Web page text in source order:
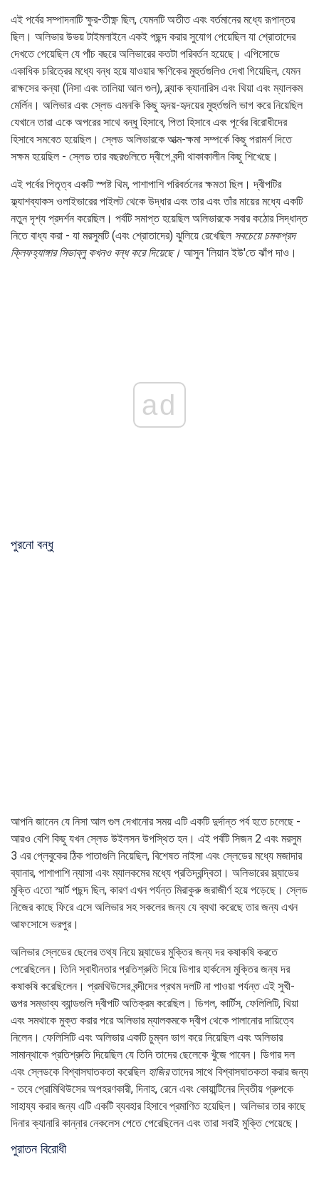
এই পর্বের সম্পাদনাটি ক্ষুর-তীক্ষ্ণ ছিল, যেমনটি অতীত এবং বর্তমানের মধ্যে রূপান্তর
ছিল। অলিভার উভয় টাইমলাইনে একই পছন্দ করার সুযোগ পেয়েছিল যা শ্রোতাদের
দেখতে পেয়েছিল যে পাঁচ বছরে অলিভারের কতটা পরিবর্তন হয়েছে। এপিসোডে
একাধিক চরিত্রের মধ্যে বন্ধ হয়ে যাওয়ার ক্ষণিকের মুহুর্তগুলিও দেখা গিয়েছিল, যেমন
রাক্ষসের কন্যা (নিসা এবং তালিয়া আল গুল), ব্ল্যাক ক্যানারিস এবং থিয়া এবং ম্যালকম
মের্লিন। অলিভার এবং স্লেড এমনকি কিছু হৃদয়-হৃদয়ের মুহুর্তগুলি ভাগ করে নিয়েছিল
যেখানে তারা একে অপরের সাথে বন্ধু হিসাবে, পিতা হিসাবে এবং পূর্বের বিরোধীদের
হিসাবে সমবেত হয়েছিল। স্লেড অলিভারকে আত্ম-ক্ষমা সম্পর্কে কিছু পরামর্শ দিতে
সক্ষম হয়েছিল - স্লেড তার বছরগুলিতে দ্বীপে বন্দী থাকাকালীন কিছু শিখেছে।
এই পর্বের পিতৃত্ব একটি স্পষ্ট থিম, পাশাপাশি পরিবর্তনের ক্ষমতা ছিল। দ্বীপটির
ফ্ল্যাশব্যাকস ওলাইভারের পাইলট থেকে উদ্ধার এবং তার এবং তাঁর মায়ের মধ্যে একটি
নতুন দৃশ্য প্রদর্শন করেছিল। পর্বটি সমাপ্ত হয়েছিল অলিভারকে সবার কঠোর সিদ্ধান্ত
নিতে বাধ্য করা - যা মরসুমটি (এবং শ্রোতাদের) ঝুলিয়ে রেখেছিল সবচেয়ে চমকপ্রদ
ক্লিফহ্যাঙ্গার সিডাব্লু কখনও বন্ধ করে দিয়েছে। আসুন 'লিয়ান ইউ'তে ঝাঁপ দাও।
ad
পুরনো বন্ধু
আপনি জানেন যে নিসা আল গুল দেখানোর সময় এটি একটি দুর্দান্ত পর্ব হতে চলেছে -
আরও বেশি কিছু যখন স্লেড উইলসন উপস্থিত হন। এই পর্বটি সিজন 2 এবং মরসুম
3 এর প্লেবুকের ঠিক পাতাগুলি নিয়েছিল, বিশেষত নাইসা এবং স্লেডের মধ্যে মজাদার
ব্যানার, পাশাপাশি ন্যাসা এবং ম্যালকমের মধ্যে প্রতিদ্বন্দ্বিতা। অলিভারের স্ল্যাডের
মুক্তি এতো স্মার্ট পছন্দ ছিল, কারণ এখন পর্যন্ত মিরাকুরু জরাজীর্ণ হয়ে পড়েছে। স্লেড
নিজের কাছে ফিরে এসে অলিভার সহ সকলের জন্য যে ব্যথা করেছে তার জন্য এখন
আফসোসে ভরপুর।
অলিভার স্লেডের ছেলের তথ্য নিয়ে স্ল্যাডের মুক্তির জন্য দর কষাকষি করতে
পেরেছিলেন। তিনি স্বাধীনতার প্রতিশ্রুতি দিয়ে ডিগার হার্কনেস মুক্তির জন্য দর
কষাকষি করেছিলেন। প্রমথিউসের বন্দীদের প্রথম দলটি না পাওয়া পর্যন্ত এই সুখী-
তত্পর সম্ভাব্য ব্যান্ডগুলি দ্বীপটি অতিক্রম করেছিল। ডিগল, কার্টিস, ফেলিলিটি, থিয়া
এবং সমথাকে মুক্ত করার পরে অলিভার ম্যালকমকে দ্বীপ থেকে পালানোর দায়িত্বে
নিলেন। ফেলিসিটি এবং অলিভার একটি চুম্বন ভাগ করে নিয়েছিল এবং অলিভার
সামান্থাকে প্রতিশ্রুতি দিয়েছিল যে তিনি তাদের ছেলেকে খুঁজে পাবেন। ডিগার দল
এবং স্লেডকে বিশ্বাসঘাতকতা করেছিল হাজিরতাদের সাথে বিশ্বাসঘাতকতা করার জন্য
- তবে প্রোমিথিউসের অপহরণকারী, দিনাহ, রেনে এবং কোয়ান্টিনের দ্বিতীয় গ্রুপকে
সাহায্য করার জন্য এটি একটি ব্যবহার হিসাবে প্রমাণিত হয়েছিল। অলিভার তার কাছে
দিনার ক্যানারি কান্নার নেকলেস পেতে পেরেছিলেন এবং তারা সবাই মুক্তি পেয়েছে।
পুরাতন বিরোধী